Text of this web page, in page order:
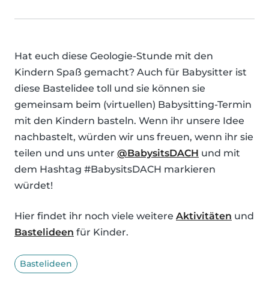
Hat euch diese Geologie-Stunde mit den
Kindern Spaß gemacht? Auch für Babysitter ist
diese Bastelidee toll und sie können sie
gemeinsam beim (virtuellen) Babysitting-Termin
mit den Kindern basteln. Wenn ihr unsere Idee
nachbastelt, würden wir uns freuen, wenn ihr sie
teilen und uns unter @BabysitsDACH und mit
dem Hashtag #BabysitsDACH markieren
würdet!
Hier findet ihr noch viele weitere Aktivitäten und
Bastelideen für Kinder.
Bastelideen